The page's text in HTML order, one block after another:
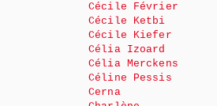
Cécile Février
Cécile Ketbi
Cécile Kiefer
Célia Izoard
Célia Merckens
Céline Pessis
Cerna